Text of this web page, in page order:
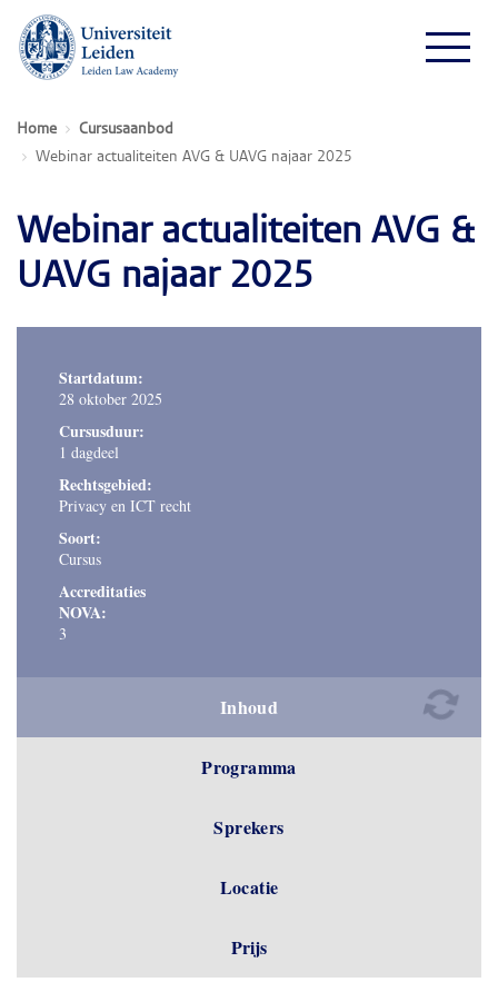
Home
Cursusaanbod
Webinar actualiteiten AVG & UAVG najaar 2025
Webinar actualiteiten AVG &
UAVG najaar 2025
Startdatum:
28 oktober 2025
Cursusduur:
1 dagdeel
Rechtsgebied:
Privacy en ICT recht
Soort:
Cursus
Accreditaties
NOVA:
3
Inhoud
Programma
Sprekers
Locatie
Prijs